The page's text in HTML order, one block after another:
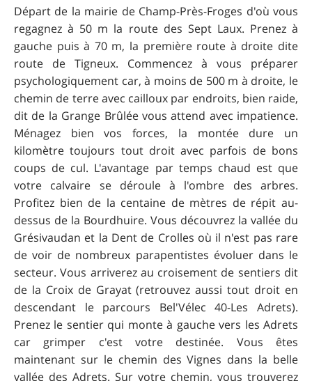
Départ de la mairie de Champ-Près-Froges d'où vous
regagnez à 50 m la route des Sept Laux. Prenez à
gauche puis à 70 m, la première route à droite dite
route de Tigneux. Commencez à vous préparer
psychologiquement car, à moins de 500 m à droite, le
chemin de terre avec cailloux par endroits, bien raide,
dit de la Grange Brûlée vous attend avec impatience.
Ménagez bien vos forces, la montée dure un
kilomètre toujours tout droit avec parfois de bons
coups de cul. L'avantage par temps chaud est que
votre calvaire se déroule à l'ombre des arbres.
Profitez bien de la centaine de mètres de répit au-
dessus de la Bourdhuire. Vous découvrez la vallée du
Grésivaudan et la Dent de Crolles où il n'est pas rare
de voir de nombreux parapentistes évoluer dans le
secteur. Vous arriverez au croisement de sentiers dit
de la Croix de Grayat (retrouvez aussi tout droit en
descendant le parcours Bel'Vélec 40-Les Adrets).
Prenez le sentier qui monte à gauche vers les Adrets
car grimper c'est votre destinée. Vous êtes
maintenant sur le chemin des Vignes dans la belle
vallée des Adrets. Sur votre chemin, vous trouverez